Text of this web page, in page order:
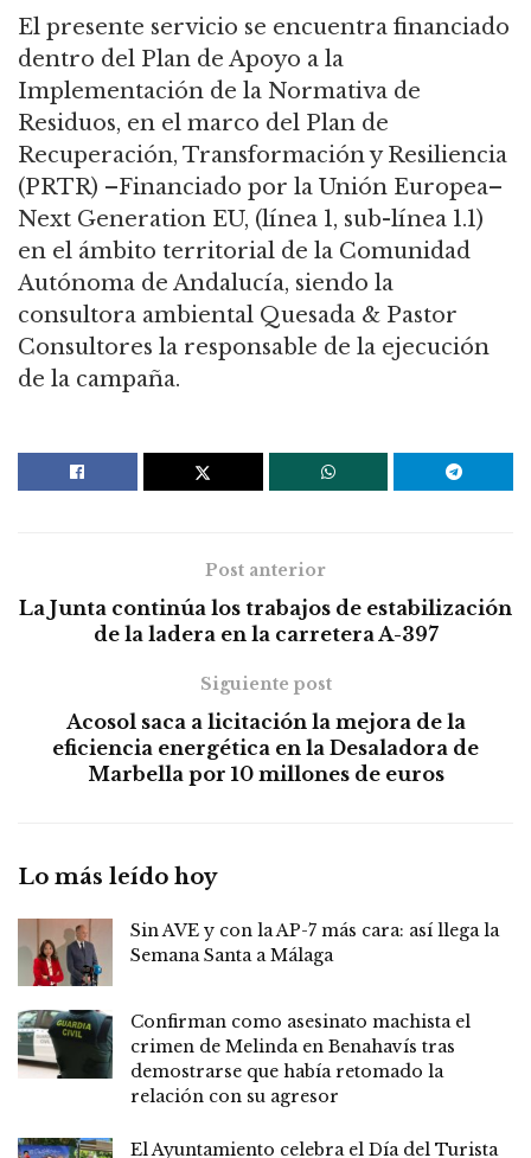
El presente servicio se encuentra financiado
dentro del Plan de Apoyo a la
Implementación de la Normativa de
Residuos, en el marco del Plan de
Recuperación, Transformación y Resiliencia
(PRTR) –Financiado por la Unión Europea–
Next Generation EU, (línea 1, sub-línea 1.1)
en el ámbito territorial de la Comunidad
Autónoma de Andalucía, siendo la
consultora ambiental Quesada & Pastor
Consultores la responsable de la ejecución
de la campaña.
Post anterior
La Junta continúa los trabajos de estabilización
de la ladera en la carretera A-397
Siguiente post
Acosol saca a licitación la mejora de la
eficiencia energética en la Desaladora de
Marbella por 10 millones de euros
Lo más leído hoy
Sin AVE y con la AP-7 más cara: así llega la
Semana Santa a Málaga
Confirman como asesinato machista el
crimen de Melinda en Benahavís tras
demostrarse que había retomado la
relación con su agresor
El Ayuntamiento celebra el Día del Turista